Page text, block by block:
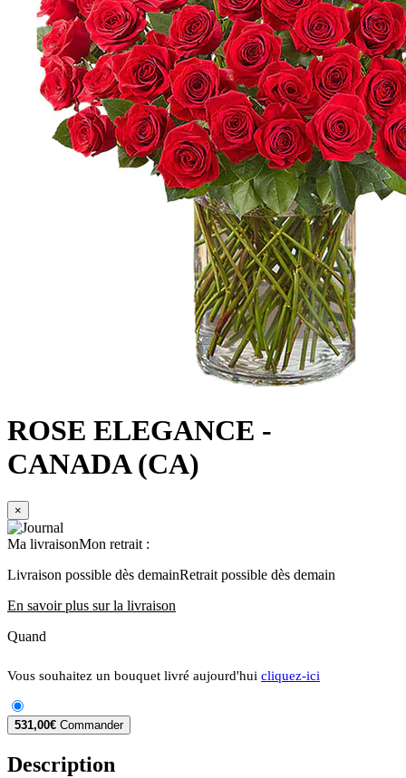
ROSE ELEGANCE -
CANADA (CA)
×
Ma livraisonMon retrait :
Livraison possible dès demainRetrait possible dès demain
En savoir plus sur la livraison
Quand
Vous souhaitez un bouquet livré aujourd'hui cliquez-ici
531,00€ Commander
Description